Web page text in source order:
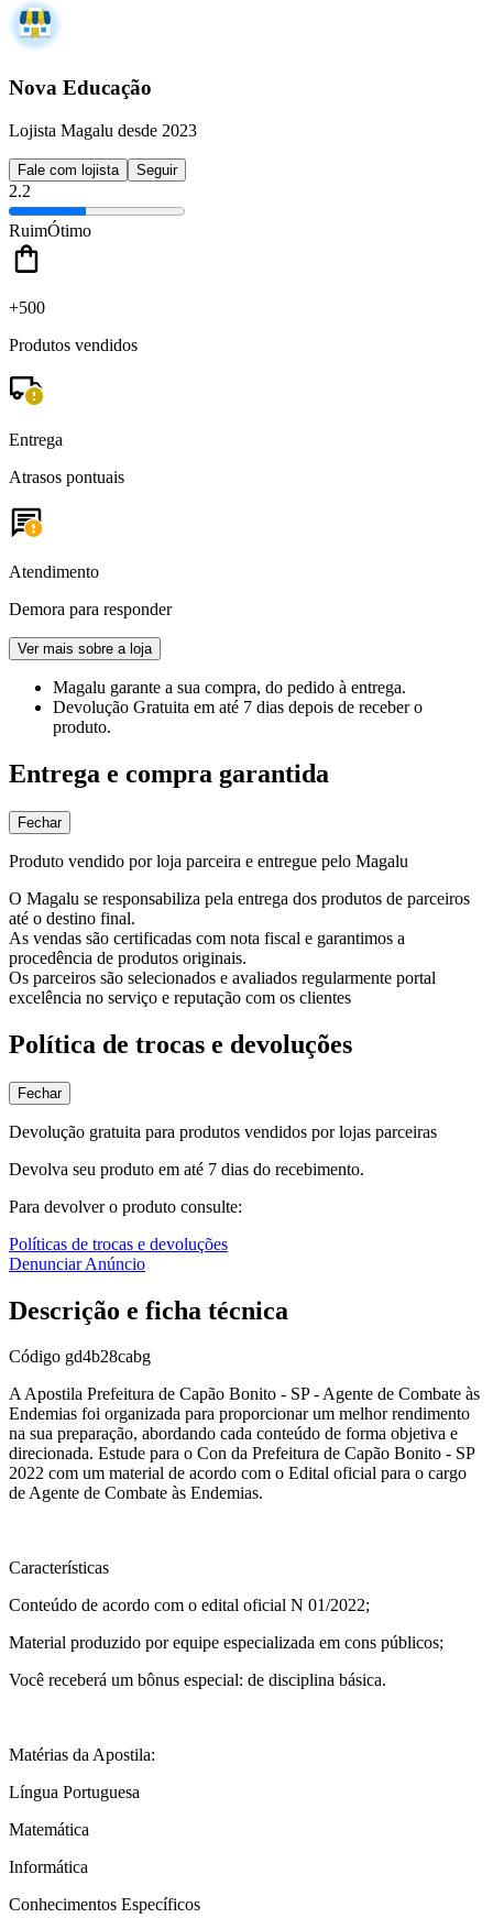
Nova Educação
Lojista Magalu desde 2023
Fale com lojista Seguir
2.2
RuimÓtimo
+500
Produtos vendidos
Entrega
Atrasos pontuais
Atendimento
Demora para responder
Ver mais sobre a loja
Magalu garante a sua compra, do pedido à entrega.
Devolução Gratuita em até 7 dias depois de receber o
produto.
Entrega e compra garantida
Fechar
Produto vendido por loja parceira e entregue pelo Magalu
O Magalu se responsabiliza pela entrega dos produtos de parceiros
até o destino final.
As vendas são certificadas com nota fiscal e garantimos a
procedência de produtos originais.
Os parceiros são selecionados e avaliados regularmente portal
excelência no serviço e reputação com os clientes
Política de trocas e devoluções
Fechar
Devolução gratuita para produtos vendidos por lojas parceiras
Devolva seu produto em até 7 dias do recebimento.
Para devolver o produto consulte:
Políticas de trocas e devoluções
Denunciar Anúncio
Descrição e ficha técnica
Código gd4b28cabg
A Apostila Prefeitura de Capão Bonito - SP - Agente de Combate às
Endemias foi organizada para proporcionar um melhor rendimento
na sua preparação, abordando cada conteúdo de forma objetiva e
direcionada. Estude para o Con da Prefeitura de Capão Bonito - SP
2022 com um material de acordo com o Edital oficial para o cargo
de Agente de Combate às Endemias.
Características
Conteúdo de acordo com o edital oficial N 01/2022;
Material produzido por equipe especializada em cons públicos;
Você receberá um bônus especial: de disciplina básica.
Matérias da Apostila:
Língua Portuguesa
Matemática
Informática
Conhecimentos Específicos